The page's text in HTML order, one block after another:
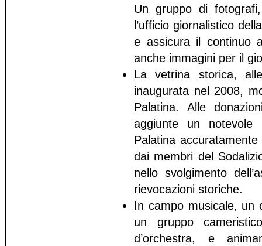
Un gruppo di
l’ufficio giornalistico
e assicura il continuo
anche immagini per il
La vetrina storica,
inaugurata nel 2008,
Palatina. Alle
aggiunte un notevole
Palatina
dai membri del
nello svolgimento
rievocazioni storiche.
In campo musicale, un
un gruppo
d’orchestra, e